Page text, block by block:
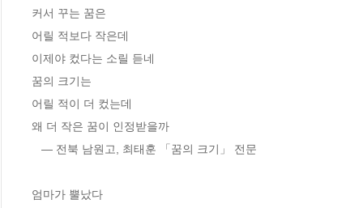
커서 꾸는 꿈은
어릴 적보다 작은데
이제야 컸다는 소릴 듣네
꿈의 크기는
어릴 적이 더 컸는데
왜 더 작은 꿈이 인정받을까
   ― 전북 남원고, 최태훈 「꿈의 크기」 전문
엄마가 뿔났다